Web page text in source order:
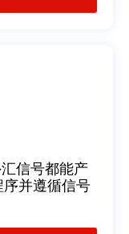
信号都能产
并遵循信号